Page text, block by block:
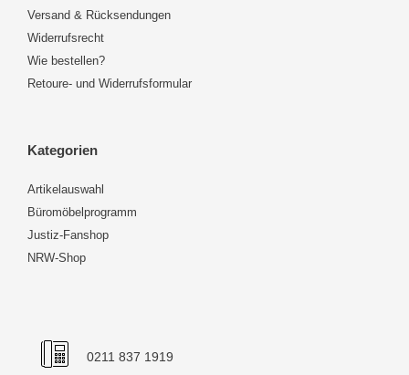
Versand & Rücksendungen
Widerrufsrecht
Wie bestellen?
Retoure- und Widerrufsformular
Kategorien
Artikelauswahl
Büromöbelprogramm
Justiz-Fanshop
NRW-Shop
0211 837 1919